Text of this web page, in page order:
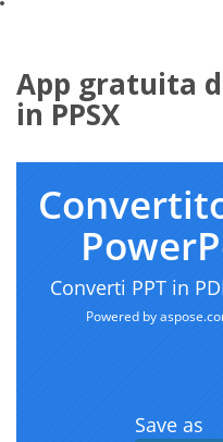
App gratuita
in PPSX